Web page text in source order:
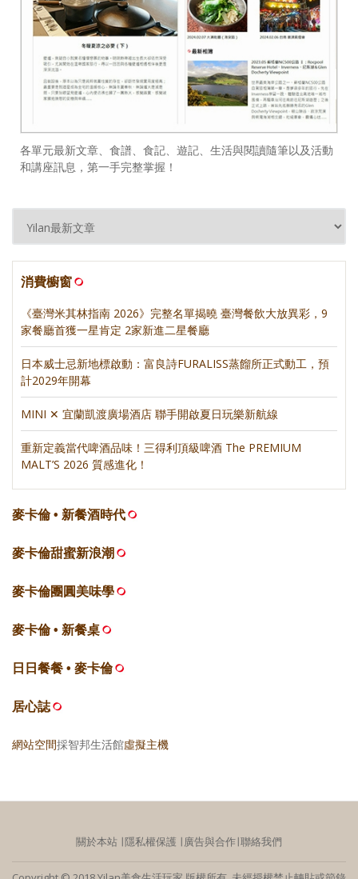
各單元最新文章、食譜、食記、遊記、生活與閱讀隨筆以及活動
和講座訊息，第一手完整掌握！
消費櫥窗
《臺灣米其林指南 2026》完整名單揭曉 臺灣餐飲大放異彩，9
家餐廳首獲一星肯定 2家新進二星餐廳
日本威士忌新地標啟動：富良詩FURALISS蒸餾所正式動工，預
計2029年開幕
MINI ✕ 宜蘭凱渡廣場酒店 聯手開啟夏日玩樂新航線
重新定義當代啤酒品味！三得利頂級啤酒 The PREMIUM
MALT’S 2026 質感進化！
麥卡倫 • 新餐酒時代
麥卡倫甜蜜新浪潮
麥卡倫團圓美味學
麥卡倫 • 新餐桌
日日餐餐 • 麥卡倫
居心誌
網站空間採智邦生活館虛擬主機
關於本站 ∣隱私權保護 ∣廣告與合作∣聯絡我們